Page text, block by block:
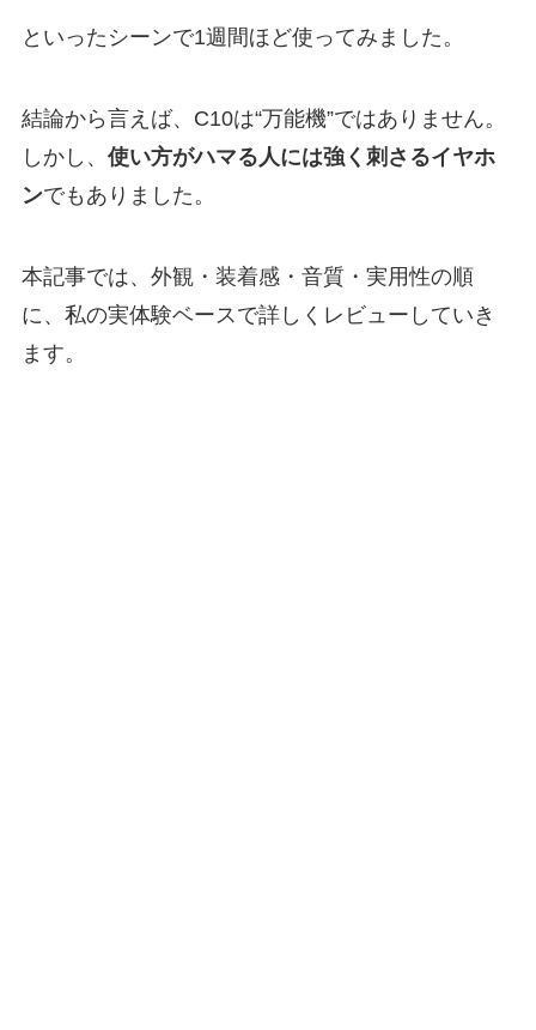
といったシーンで1週間ほど使ってみました。
結論から言えば、C10は“万能機”ではありません。
しかし、 使い方がハマる人には強く刺さるイヤホ
ンでもありました。
本記事では、外観・装着感・音質・実用性の順
に、私の実体験ベースで詳しくレビューしていき
ます。